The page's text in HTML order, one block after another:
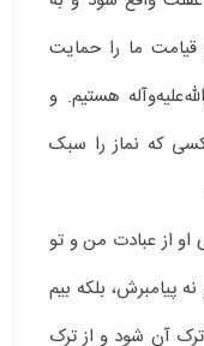
قیامت ما را حمایت
هستیم. و
که نماز را سبک
او از عبادت من و تو
پیامبرش، بلکه بیم
آن شود و از ترک